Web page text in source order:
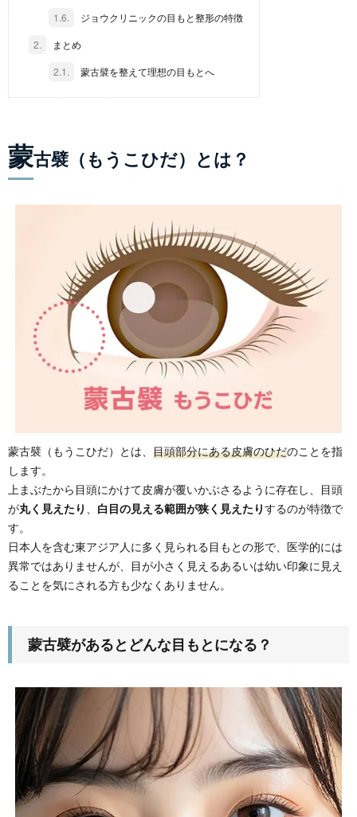
1.6.
ジョウクリニックの目もと整形の特徴
2.
まとめ
2.1.
蒙古襞を整えて理想の目もとへ
蒙古襞（もうこひだ）とは？
蒙古襞（もうこひだ）とは、 目頭部分にある皮膚のひだのことを指
します。
上まぶたから目頭にかけて皮膚が覆いかぶさるように存在し、目頭
が丸く見えたり 、 白目の見える範囲が狭く見えたりするのが特徴で
す。
日本人を含む東アジア人に多く見られる目もとの形で、医学的には
異常ではありませんが、目が小さく見えるあるいは幼い印象に見え
ることを気にされる方も少なくありません。
蒙古襞があるとどんな目もとになる？